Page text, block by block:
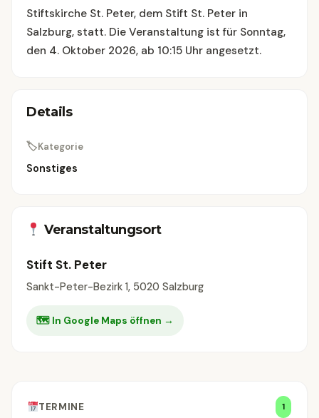
Stiftskirche St. Peter, dem Stift St. Peter in
Salzburg, statt. Die Veranstaltung ist für Sonntag,
den 4. Oktober 2026, ab 10:15 Uhr angesetzt.
Details
🏷Kategorie
Sonstiges
Veranstaltungsort
Stift St. Peter
Sankt-Peter-Bezirk 1, 5020 Salzburg
🗺 In Google Maps öffnen →
TERMINE 1